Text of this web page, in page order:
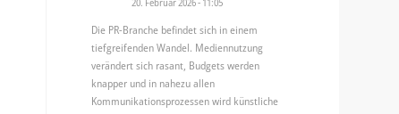
Die PR-Branche befindet sich in einem
tiefgreifenden Wandel. Mediennutzung
verändert sich rasant, Budgets werden
knapper und in nahezu allen
Kommunikationsprozessen wird künstliche